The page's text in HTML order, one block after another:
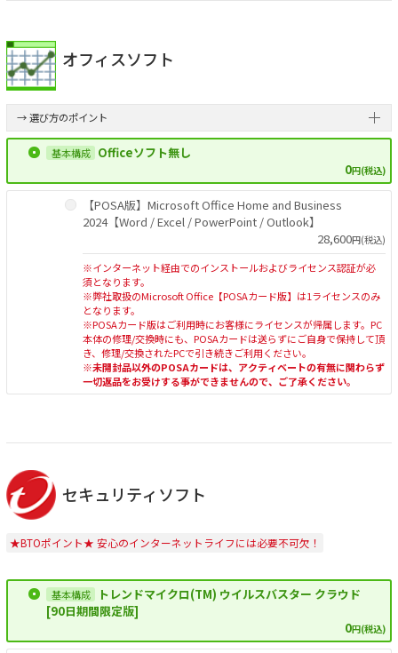
オフィスソフト
→ 選び方のポイント
Officeソフト無し
0円(税込)
【POSA版】Microsoft Office Home and Business
2024【Word / Excel / PowerPoint / Outlook】
28,600円(税込)
※インターネット経由でのインストールおよびライセンス認証が必
須となります。
※弊社取扱のMicrosoft Office【POSAカード版】は1ライセンスのみ
となります。
※POSAカード版はご利用時にお客様にライセンスが帰属します。PC
本体の修理/交換時にも、POSAカードは送らずにご自身で保持して頂
き、修理/交換されたPCで引き続きご利用ください。
※未開封品以外のPOSAカードは、アクティベートの有無に関わらず
一切返品をお受けする事ができませんので、ご了承ください。
セキュリティソフト
★BTOポイント★ 安心のインターネットライフには必要不可欠！
トレンドマイクロ(TM) ウイルスバスター クラウド
[90日期間限定版]
0円(税込)